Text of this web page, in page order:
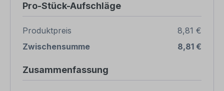
Pro-Stück-Aufschläge
Produktpreis
8,81 €
Zwischensumme
8,81 €
Zusammenfassung